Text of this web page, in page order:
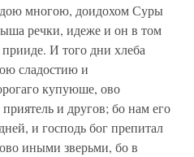
многою, доидохом Суры
речки, идеже и он в том
И того дни хлеба
сладостию и
купуюше, ово
и другов; бо нам его
и господь бог препитал
иными зверьми, бо в